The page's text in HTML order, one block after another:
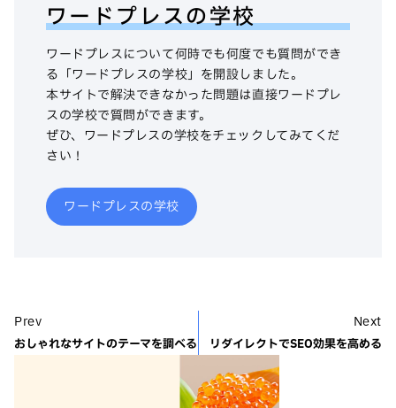
ワードプレスの学校
ワードプレスについて何時でも何度でも質問ができ
る「ワードプレスの学校」を開設しました。
本サイトで解決できなかった問題は直接ワードプレ
スの学校で質問ができます。
ぜひ、ワードプレスの学校をチェックしてみてくだ
さい！
ワードプレスの学校
Prev
おしゃれなサイトのテーマを調べる
Next
リダイレクトでSEO効果を高める